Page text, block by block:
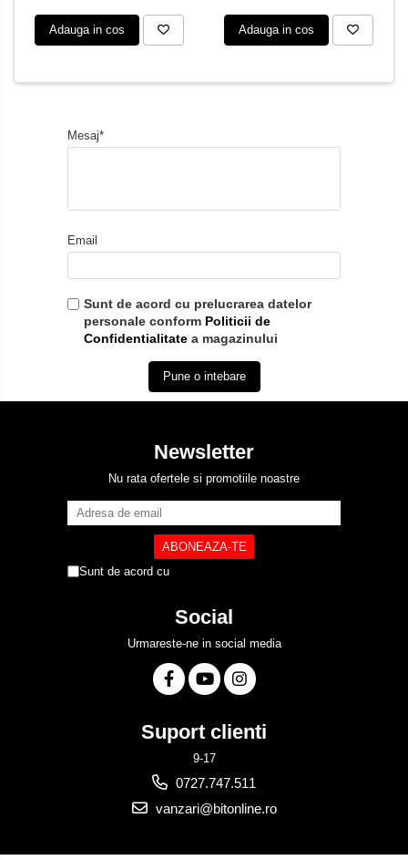
Adauga in cos Adauga in cos
Mesaj*
Email
Sunt de acord cu prelucrarea datelor
personale conform Politicii de
Confidentialitate a magazinului
Pune o intebare
Newsletter
Nu rata ofertele si promotiile noastre
Sunt de acord cu
Social
Urmareste-ne in social media
Suport clienti
9-17
0727.747.511
vanzari@bitonline.ro